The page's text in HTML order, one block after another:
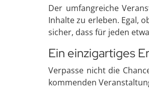
Der umfangreiche
Inhalte zu erleben. Egal,
sicher, dass für jeden
Ein einzigartiges
Verpasse nicht die
kommenden